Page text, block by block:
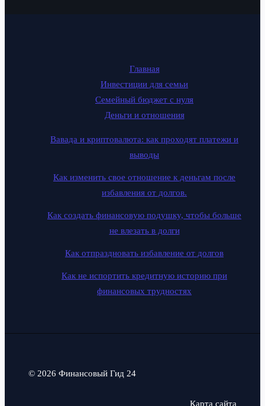
Главная
Инвестиции для семьи
Семейный бюджет с нуля
Деньги и отношения
Вавада и криптовалюта: как проходят платежи и
выводы
Как изменить свое отношение к деньгам после
избавления от долгов.
Как создать финансовую подушку, чтобы больше
не влезать в долги
Как отпраздновать избавление от долгов
Как не испортить кредитную историю при
финансовых трудностях
© 2026 Финансовый Гид 24
Карта сайта